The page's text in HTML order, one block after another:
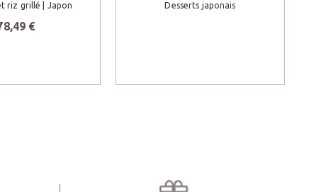
riz grillé | Japon
€
Desserts japonais